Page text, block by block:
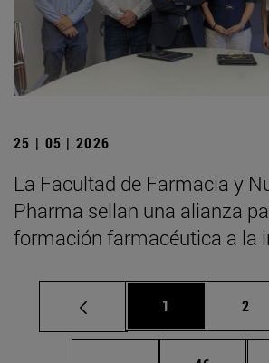
25 | 05 | 2026
La Facultad de Farmacia y
Pharma sellan una alianza
formación farmacéutica a la
Página
1 2